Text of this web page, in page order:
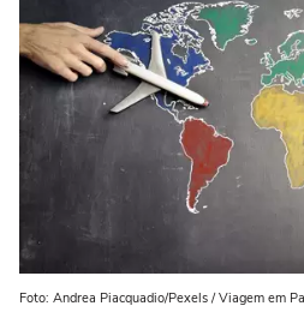
Foto: Andrea Piacquadio/Pexels / Viagem em